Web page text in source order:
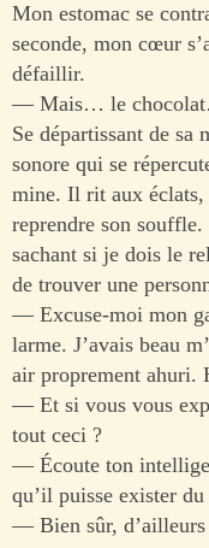
Mon estomac se
seconde, mon cœur
défaillir.
— Mais… le
Se départissant de sa
sonore qui se
mine. Il rit aux éclats,
reprendre son
sachant si je dois le
de trouver une
— Excuse-moi mon
larme. J’avais beau
air proprement ahuri.
— Et si vous vous
tout ceci ?
— Écoute ton
qu’il puisse exister
— Bien sûr,